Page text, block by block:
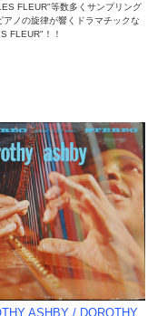
FLEUR"等数多くサンプリング
アノの旋律が響くドラマチックな
FLEUR"！！
ASHBY ‎/ DOROTHY